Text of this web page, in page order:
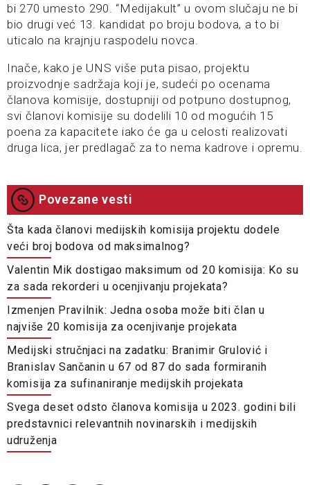
bi 270 umesto 290. “Medijakult” u ovom slučaju ne bi
bio drugi već 13. kandidat po broju bodova, a to bi
uticalo na krajnju raspodelu novca.
Inače, kako je UNS više puta pisao, projektu
proizvodnje sadržaja koji je, sudeći po ocenama
članova komisije, dostupniji od potpuno dostupnog,
svi članovi komisije su dodelili 10 od mogućih 15
poena za kapacitete iako će ga u celosti realizovati
druga lica, jer predlagač za to nema kadrove i opremu.
Povezane vesti
Šta kada članovi medijskih komisija projektu dodele
veći broj bodova od maksimalnog?
Valentin Mik dostigao maksimum od 20 komisija: Ko su
za sada rekorderi u ocenjivanju projekata?
Izmenjen Pravilnik: Jedna osoba može biti član u
najviše 20 komisija za ocenjivanje projekata
Medijski stručnjaci na zadatku: Branimir Grulović i
Branislav Sančanin u 67 od 87 do sada formiranih
komisija za sufinaniranje medijskih projekata
Svega deset odsto članova komisija u 2023. godini bili
predstavnici relevantnih novinarskih i medijskih
udruženja